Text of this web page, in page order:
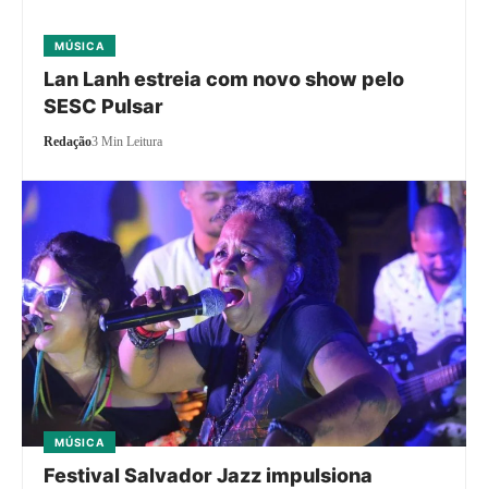
MÚSICA
Lan Lanh estreia com novo show pelo
SESC Pulsar
Redação3 Min Leitura
MÚSICA
Festival Salvador Jazz impulsiona